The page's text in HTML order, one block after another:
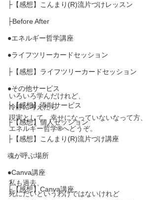
├【感想】こんまり(R)流片づけレッスン
├Before After
●エネルギー哲学講座
●ライフツリーカードセッション
├【感想】ライフツリーカードセッション
●その他サービス
├【感想】添削サービス
├【感想】個人セッション
├【感想】こんまり(R)流片づけ講座
魂が呼ぶ場所
●Canva講座
├【感想】Canva講座
いろいろ学んだけれど、
冷静に考えたら
現実として、幸せになっていないなって方、
エネルギー哲学®︎へどうぞ。
私も過去、
死にたいというわけではないけれど